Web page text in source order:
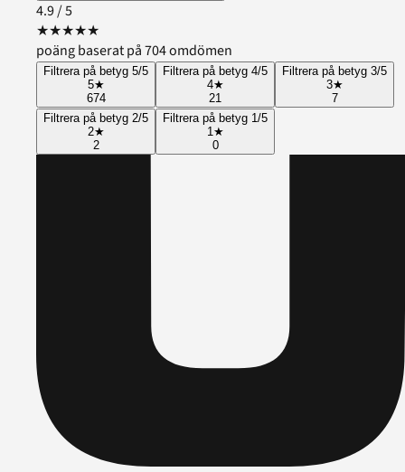
4.9/ 5
★★★★★
poäng baserat på 704 omdömen
Filtrera på betyg 5/5
5★
674
Filtrera på betyg 4/5
4★
21
Filtrera på betyg 3/5
3★
7
Filtrera på betyg 2/5
2★
2
Filtrera på betyg 1/5
1★
0